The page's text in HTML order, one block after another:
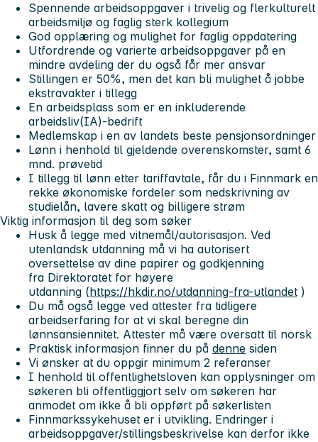
Spennende arbeidsoppgaver i trivelig og flerkulturelt
arbeidsmiljø og faglig sterk kollegium
God opplæring og mulighet for faglig oppdatering
Utfordrende og varierte arbeidsoppgaver på en
mindre avdeling der du også får mer ansvar
Stillingen er 50%, men det kan bli mulighet å jobbe
ekstravakter i tillegg
En arbeidsplass som er en inkluderende
arbeidsliv(IA)-bedrift
Medlemskap i en av landets beste pensjonsordninger
Lønn i henhold til gjeldende overenskomster, samt 6
mnd. prøvetid
I tillegg til lønn etter tariffavtale, får du i Finnmark en
rekke økonomiske fordeler som nedskrivning av
studielån, lavere skatt og billigere strøm
Viktig informasjon til deg som søker
Husk å legge med vitnemål/autorisasjon. Ved
utenlandsk utdanning må vi ha autorisert
oversettelse av dine papirer og godkjenning
fra Direktoratet for høyere
utdanning (https://hkdir.no/utdanning-fra-utlandet )
Du må også legge ved attester fra tidligere
arbeidserfaring for at vi skal beregne din
lønnsansiennitet. Attester må være oversatt til norsk
Praktisk informasjon finner du på denne siden
Vi ønsker at du oppgir minimum 2 referanser
I henhold til offentlighetsloven kan opplysninger om
søkeren bli offentliggjort selv om søkeren har
anmodet om ikke å bli oppført på søkerlisten
Finnmarkssykehuset er i utvikling. Endringer i
arbeidsoppgaver/stillingsbeskrivelse kan derfor ikke